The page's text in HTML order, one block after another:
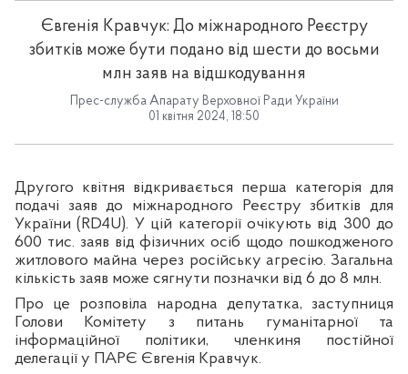
Євгенія Кравчук: До міжнародного Реєстру
збитків може бути подано від шести до восьми
млн заяв на відшкодування
Прес-служба Апарату Верховної Ради України
01 квітня 2024, 18:50
Другого квітня відкривається перша категорія для
подачі заяв до міжнародного Реєстру збитків для
України (RD4U). У цій категорії очікують від 300 до
600 тис. заяв від фізичних осіб щодо пошкодженого
житлового майна через російську агресію. Загальна
кількість заяв може сягнути позначки від 6 до 8 млн.
Про це розповіла народна депутатка, заступниця
Голови Комітету з питань гуманітарної та
інформаційної політики, членкиня постійної
делегації у ПАРЄ Євгенія Кравчук.